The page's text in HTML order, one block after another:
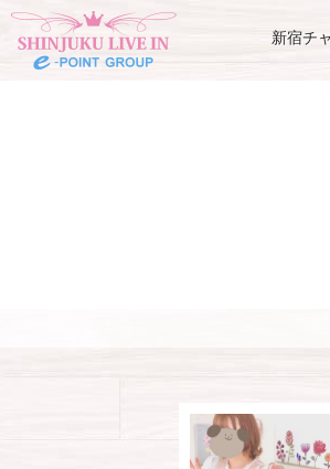
新宿チ